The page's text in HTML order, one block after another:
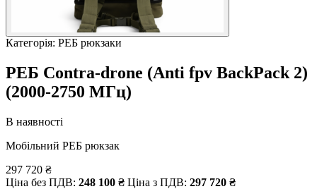
Категорія: РЕБ рюкзаки
РЕБ Contra-drone (Anti fpv BackPack 2)
(2000-2750 МГц)
В наявності
Мобільний РЕБ рюкзак
297 720 ₴
Ціна без ПДВ: 248 100 ₴ Ціна з ПДВ: 297 720 ₴